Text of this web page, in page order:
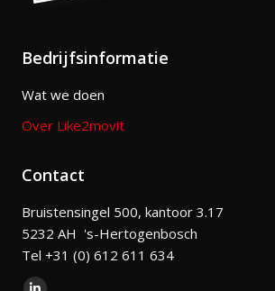
Bedrijfsinformatie
Wat we doen
Over Like2movit
Contact
Bruistensingel 500, kantoor 3.17
5232 AH 's-Hertogenbosch
Tel +31 (0) 612 611 634
Vind ons op: